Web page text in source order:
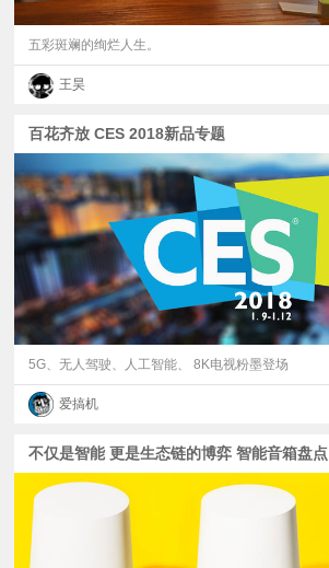
五彩斑斓的绚烂人生。
王昊
百花齐放 CES 2018新品专题
5G、无人驾驶、人工智能、 8K电视粉墨登场
爱搞机
不仅是智能 更是生态链的博弈 智能音箱盘点